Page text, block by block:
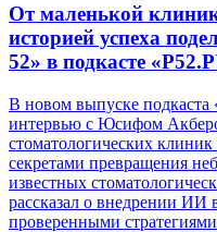
От маленькой
историей успеха
52» в подкасте
В новом выпуске подкаста
интервью с Юсифом
стоматологических
секретами превращения
известных
рассказал о внедрении ИИ
проверенными